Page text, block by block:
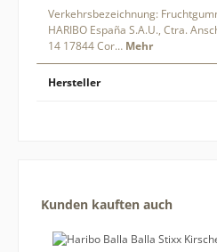
Verkehrsbezeichnung:
HARIBO España S.A.U., Ctra.
14 17844 Cor… Mehr
Hersteller
Produktgalerie überspringen
Kunden kauften auch